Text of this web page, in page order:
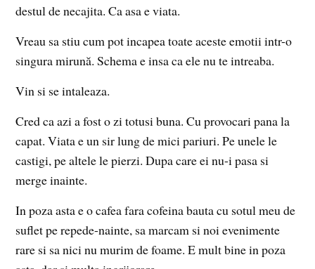
destul de necajita. Ca asa e viata.
Vreau sa stiu cum pot incapea toate aceste emotii intr-o
singura mirună. Schema e insa ca ele nu te intreaba.
Vin si se intaleaza.
Cred ca azi a fost o zi totusi buna. Cu provocari pana la
capat. Viata e un sir lung de mici pariuri. Pe unele le
castigi, pe altele le pierzi. Dupa care ei nu-i pasa si
merge inainte.
In poza asta e o cafea fara cofeina bauta cu sotul meu de
suflet pe repede-nainte, sa marcam si noi evenimente
rare si sa nici nu murim de foame. E mult bine in poza